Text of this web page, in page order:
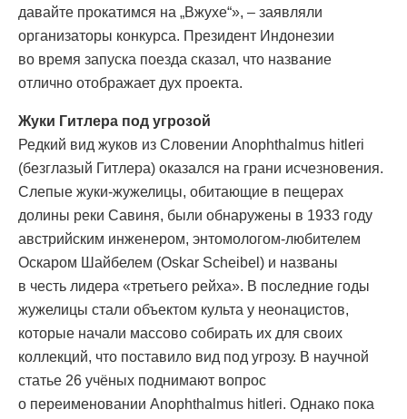
давайте прокатимся на „Вжухе“», – заявляли
организаторы конкурса. Президент Индонезии
во время запуска поезда сказал, что название
отлично отображает дух проекта.
Жуки Гитлера под угрозой
Редкий вид жуков из Словении Anophthalmus hitleri
(безглазый Гитлера) оказался на грани исчезновения.
Слепые жуки-жужелицы, обитающие в пещерах
долины реки Савиня, были обнаружены в 1933 году
австрийским инженером, энтомологом-любителем
Оскаром Шайбелем (Oskar Scheibel) и названы
в честь лидера «третьего рейха». В последние годы
жужелицы стали объектом культа у неонацистов,
которые начали массово собирать их для своих
коллекций, что поставило вид под угрозу. В научной
статье 26 учёных поднимают вопрос
о переименовании Anophthalmus hitleri. Однако пока